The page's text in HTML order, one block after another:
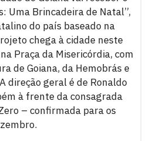
Uma Brincadeira de Natal”,
do país baseado na
chega à cidade neste
Praça da Misericórdia, com
de Goiana, da Hemobrás e
direção geral é de Ronaldo
à frente da consagrada
– confirmada para os